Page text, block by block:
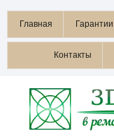
Главная Гарантии
Контакты